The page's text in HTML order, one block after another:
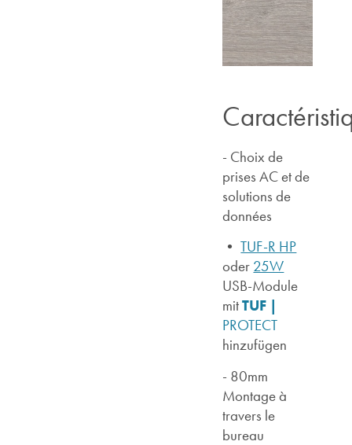
- Choix de
prises AC et de
solutions de
données
•TUF-R HP
oder 25W
USB-Module
mitTUF |
PROTECT
hinzufügen
- 80mm
Montage à
travers le
bureau